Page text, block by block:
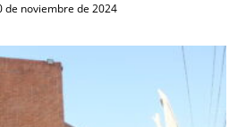
de noviembre de 2024